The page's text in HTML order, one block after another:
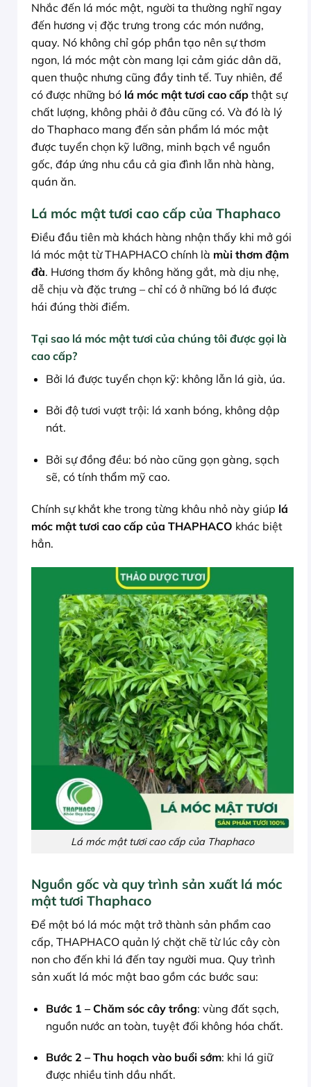
Nhắc đến lá móc mật, người ta thường nghĩ ngay
đến hương vị đặc trưng trong các món nướng,
quay. Nó không chỉ góp phần tạo nên sự thơm
ngon, lá móc mật còn mang lại cảm giác dân dã,
quen thuộc nhưng cũng đầy tinh tế. Tuy nhiên, để
có được những bó lá móc mật tươi cao cấp thật sự
chất lượng, không phải ở đâu cũng có. Và đó là lý
do Thaphaco mang đến sản phẩm lá móc mật
được tuyển chọn kỹ lưỡng, minh bạch về nguồn
gốc, đáp ứng nhu cầu cả gia đình lẫn nhà hàng,
quán ăn.
Lá móc mật tươi cao cấp của Thaphaco
Điều đầu tiên mà khách hàng nhận thấy khi mở gói
lá móc mật từ THAPHACO chính là mùi thơm đậm
đà. Hương thơm ấy không hăng gắt, mà dịu nhẹ,
dễ chịu và đặc trưng – chỉ có ở những bó lá được
hái đúng thời điểm.
Tại sao lá móc mật tươi của chúng tôi được gọi là
cao cấp?
Bởi lá được tuyển chọn kỹ: không lẫn lá già, úa.
Bởi độ tươi vượt trội: lá xanh bóng, không dập
nát.
Bởi sự đồng đều: bó nào cũng gọn gàng, sạch
sẽ, có tính thẩm mỹ cao.
Chính sự khắt khe trong từng khâu nhỏ này giúp lá
móc mật tươi cao cấp của THAPHACO khác biệt
hẳn.
Lá móc mật tươi cao cấp của Thaphaco
Nguồn gốc và quy trình sản xuất lá móc
mật tươi Thaphaco
Để một bó lá móc mật trở thành sản phẩm cao
cấp, THAPHACO quản lý chặt chẽ từ lúc cây còn
non cho đến khi lá đến tay người mua. Quy trình
sản xuất lá móc mật bao gồm các bước sau:
Bước 1 – Chăm sóc cây trồng: vùng đất sạch,
nguồn nước an toàn, tuyệt đối không hóa chất.
Bước 2 – Thu hoạch vào buổi sớm: khi lá giữ
được nhiều tinh dầu nhất.